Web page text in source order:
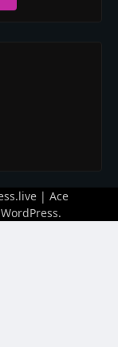
| Ace
WordPress.